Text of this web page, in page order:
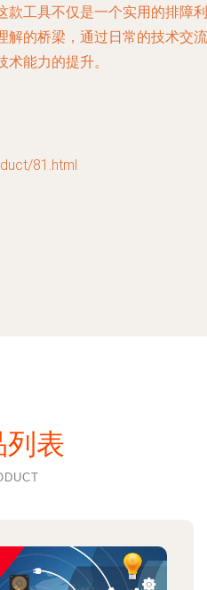
款工具不仅是一个实用的排障利
解的桥梁，通过日常的技术交流
能力的提升。
81.html
列表